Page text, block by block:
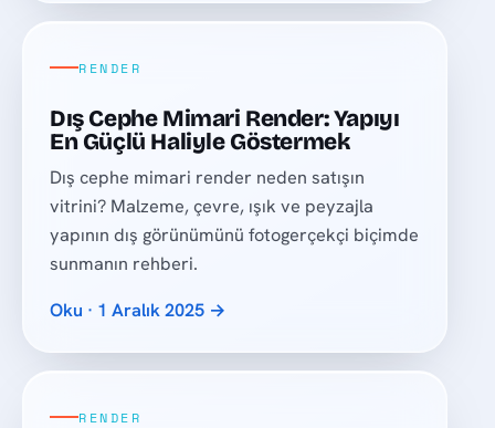
RENDER
Dış Cephe Mimari Render: Yapıyı
En Güçlü Haliyle Göstermek
Dış cephe mimari render neden satışın
vitrini? Malzeme, çevre, ışık ve peyzajla
yapının dış görünümünü fotogerçekçi biçimde
sunmanın rehberi.
Oku · 1 Aralık 2025 →
RENDER